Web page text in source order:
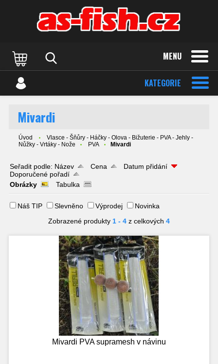
MENU
KATEGORIE
Mivardi
Úvod
Vlasce - Šňůry - Háčky - Olova - Bižuterie - PVA - Jehly -
Nůžky - Vrtáky - Nože
PVA Mivardi
Seřadit podle: Název Cena
Datum přidání
Doporučené pořadí
Obrázky
Tabulka
Náš TIP Slevněno Výprodej
Novinka
Zobrazené produkty 1 - 4 z celkových 4
Mivardi PVA supramesh v návinu